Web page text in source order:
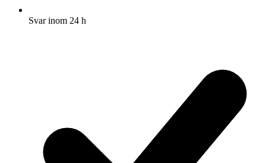
Svar inom 24 h